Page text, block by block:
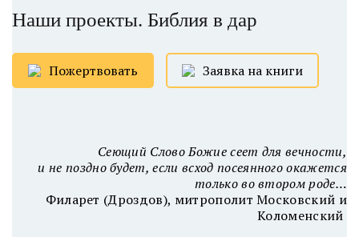
Наши проекты. Библия в дар
Пожертвовать Заявка на книги
Сеющий Слово Божие сеет для вечности,
и не поздно будет, если всход посеянного окажется
только во втором роде…
Филарет (Дроздов), митрополит Московский и
Коломенский